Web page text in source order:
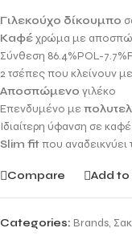
Γιλεκούχο δίκουμπο
Καφέχρώμα με
Σύνθεση 86.4%POL-
2 τσέπες που κλείνουν με
Αποσπώμενο γιλέκο
Επενδυμένο με
Ιδιαίτερη ύφανση σε καφέ
Slim fitπου
Compare Add
Categories: Brands,